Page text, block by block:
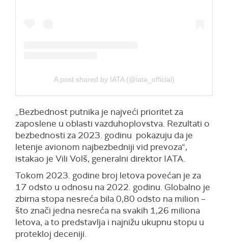
A post shared by IATA (@iata_official)
„Bezbednost putnika je najveći prioritet za
zaposlene u oblasti vazduhoplovstva. Rezultati o
bezbednosti za 2023. godinu pokazuju da je
letenje avionom najbezbedniji vid prevoza“,
istakao je Vili Volš, generalni direktor IATA.
Tokom 2023. godine broj letova povećan je za
17 odsto u odnosu na 2022. godinu. Globalno je
zbirna stopa nesreća bila 0,80 odsto na milion –
što znači jedna nesreća na svakih 1,26 miliona
letova, a to predstavlja i najnižu ukupnu stopu u
protekloj deceniji.